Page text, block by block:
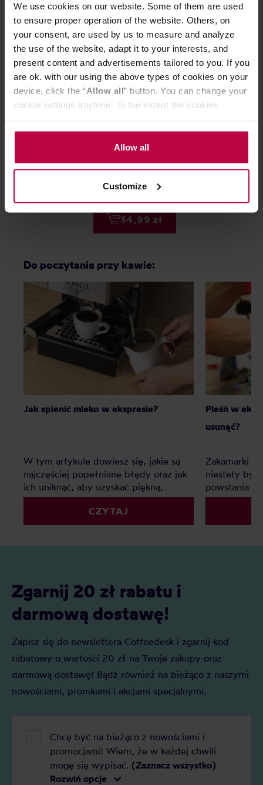
We use cookies on our website. Some of them are used
to ensure proper operation of the website. Others, on
your consent, are used by us to measure and analyze
the use of the website, adapt it to your interests, and
present content and advertisements tailored to you. If you
are ok. with our using the above types of cookies on your
device, click the “Allow all” button. You can change your
cookie settings anytime. To the extent the cookies
the controller’s (namely, ALL GOOD S.A., ul.
Mazowiecka 24I/U9, 78-100 Kołobrzeg) or third parties’
legitimate interests which are to ensure a high quality of
activities of the controller and authorized entities. More
information about cookies and the personal data
processing, including your rights, can be found in the
Allow all
Customize50,99 zł
Najniższa cena: 50,99 zł
34,99 zł
Do poczytania przy kawie:
Jak spienić mleko w ekspresie?
W tym artykule dowiesz się, jakie są
najczęściej popełniane błędy oraz jak
ich uniknąć, aby uzyskać piękną,
gładką i jednolitą pianę, która
wspaniale ozdobi Twoją ulubioną kawę.
Gotowy na swoją kawową rewolucję?
CZYTAJ
Pleśń w
usunąć?
Zakamarki
niestety być
powstania
by zapobiec
Zgarnij 20 zł rabatu i
darmową dostawę!
Zapisz się do newslettera Coffeedesk i zgarnij kod
rabatowy o wartości 20 zł na Twoje zakupy oraz
darmową dostawę! Bądź również na bieżąco z naszymi
nowościami, promkami i akcjami specjalnymi.
Chcę być na bieżąco z nowościami i
promocjami! Wiem, że w każdej chwili
mogę się wypisać. (Zaznacz wszystko)
Rozwiń opcje